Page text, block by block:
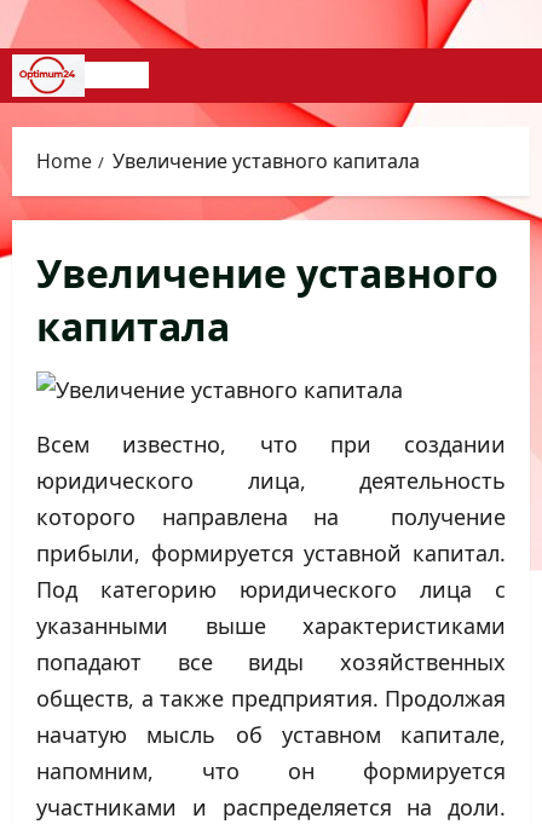
Skip
to
content
Primary
Menu
Home Увеличение уставного капитала
Увеличение уставного
капитала
Всем известно, что при создании
юридического лица, деятельность
которого направлена на получение
прибыли, формируется уставной капитал.
Под категорию юридического лица с
указанными выше характеристиками
попадают все виды хозяйственных
обществ, а также предприятия. Продолжая
начатую мысль об уставном капитале,
напомним, что он формируется
участниками и распределяется на доли.